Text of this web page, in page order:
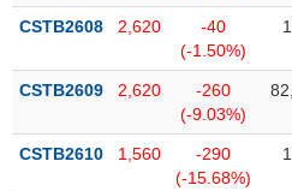
sung
niêm
yết
Theo
dõi
CSTB2608 2,620
-40
(-1.50%)
CSTB2609 2,620
-260
(-9.03%)
CSTB2610 1,560
-290
(-15.68%)
TRÁI
CÔNG